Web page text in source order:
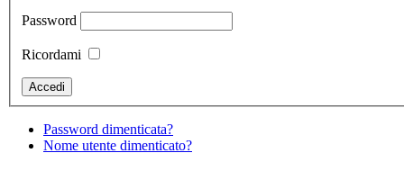
Password
Ricordami
Password dimenticata?
Nome utente dimenticato?